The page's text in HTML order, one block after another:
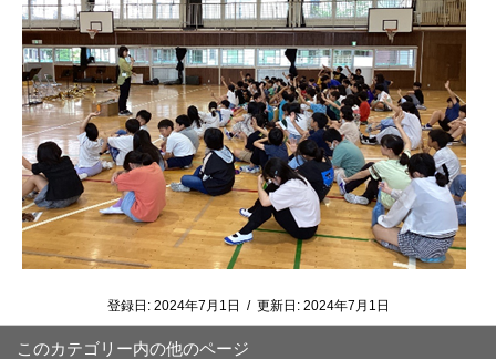
登録日: 2024年7月1日 / 更新日: 2024年7月1日
このカテゴリー内の他のページ